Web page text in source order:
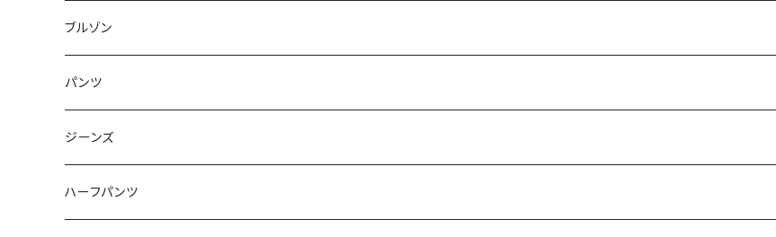
50/XL～
48/L
50/XL～
46/M
48/L
50/XL～
～44/S
46/M
48/L
50/XL～
ブルゾン
～44/S
46/M
48/L
パンツ
～44/S
46/M
ジーンズ
～44/S
ハーフパンツ